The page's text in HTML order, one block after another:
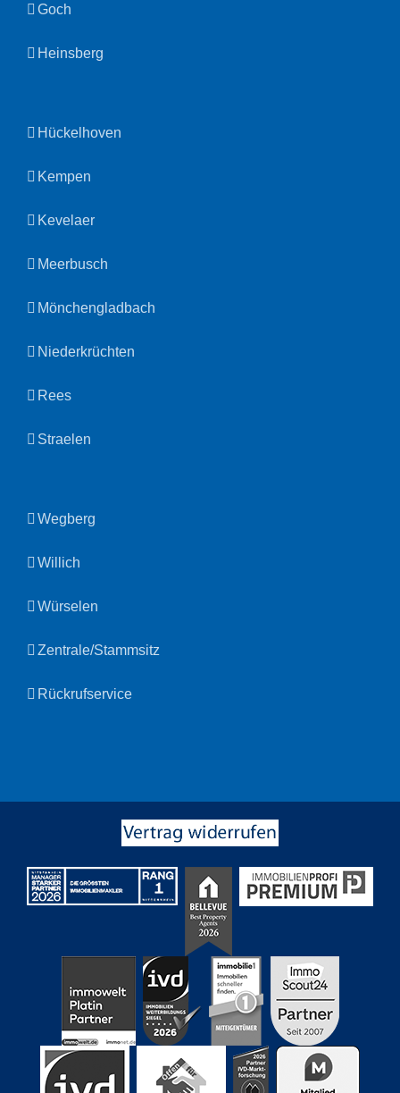
Goch
Heinsberg
Hückelhoven
Kempen
Kevelaer
Meerbusch
Mönchengladbach
Niederkrüchten
Rees
Straelen
Wegberg
Willich
Würselen
Zentrale/Stammsitz
Rückrufservice